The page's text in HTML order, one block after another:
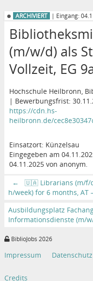
ARCHIVIERT | Eingang:
(m/w/d) als
Vollzeit, EG
Hochschule Heilbronn,
| Bewerbungsfrist:
https://cdn.hs-
heilbronn.de/
Einsatzort: Künzelsau
Eingegeben am
04.11.2025 von anonym.
←
🇺🇦 Librarians (m/f/
h/week) for 6 months, AT
Ausbildungsplatz
Informationsdienste (m/
BiblioJobs 2026
Impressum Datenschutz
Credits